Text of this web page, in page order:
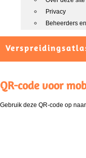
Privacy
Beheerders
QR-code voor
Gebruik deze QR-code op